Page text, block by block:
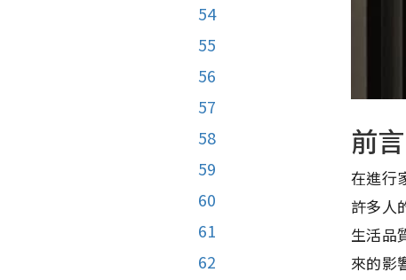
54
55
56
57
58
59
60
61
62
前言
在進行
許多人
生活品
來的影